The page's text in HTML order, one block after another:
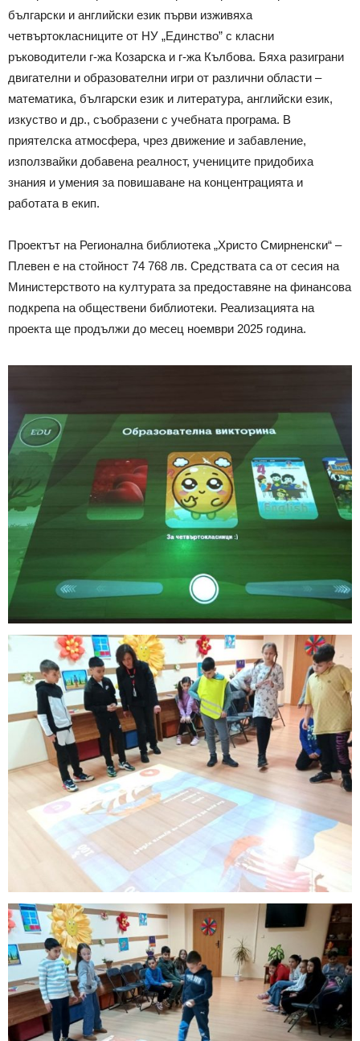
български и английски език първи изживяха
четвъртокласниците от НУ „Единство” с класни
ръководители г-жа Козарска и г-жа Кълбова. Бяха разиграни
двигателни и образователни игри от различни области –
математика, български език и литература, английски език,
изкуство и др., съобразени с учебната програма. В
приятелска атмосфера, чрез движение и забавление,
използвайки добавена реалност, учениците придобиха
знания и умения за повишаване на концентрацията и
работата в екип.
Проектът на Регионална библиотека „Христо Смирненски“ –
Плевен е на стойност 74 768 лв. Средствата са от сесия на
Министерството на културата за предоставяне на финансова
подкрепа на обществени библиотеки. Реализацията на
проекта ще продължи до месец ноември 2025 година.